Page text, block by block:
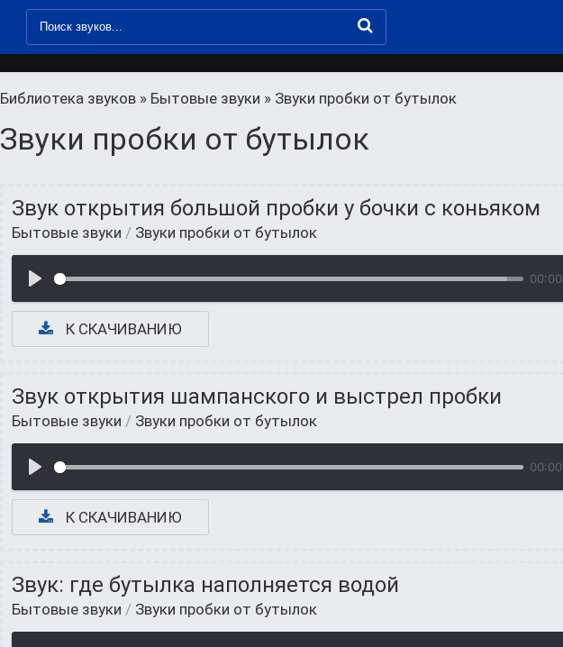
Библиотека звуков » Бытовые звуки » Звуки пробки от бутылок
Звуки пробки от бутылок
Звук открытия большой пробки у бочки с коньяком
Бытовые звуки / Звуки пробки от бутылок
00:00
К СКАЧИВАНИЮ
Звук открытия шампанского и выстрел пробки
Бытовые звуки / Звуки пробки от бутылок
00:00
К СКАЧИВАНИЮ
Звук: где бутылка наполняется водой
Бытовые звуки / Звуки пробки от бутылок